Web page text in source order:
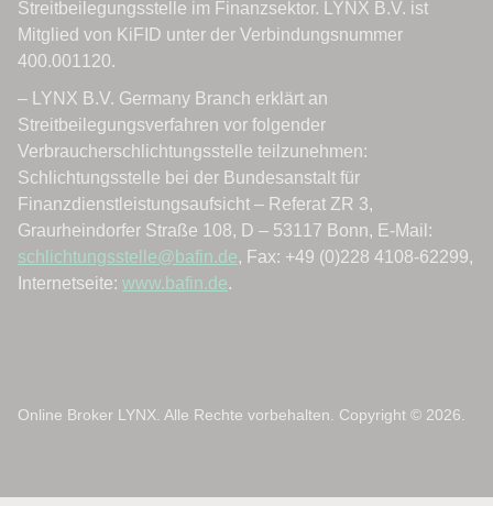
Online Broker LYNX. Alle Rechte vorbehalten. Copyright © 2026.